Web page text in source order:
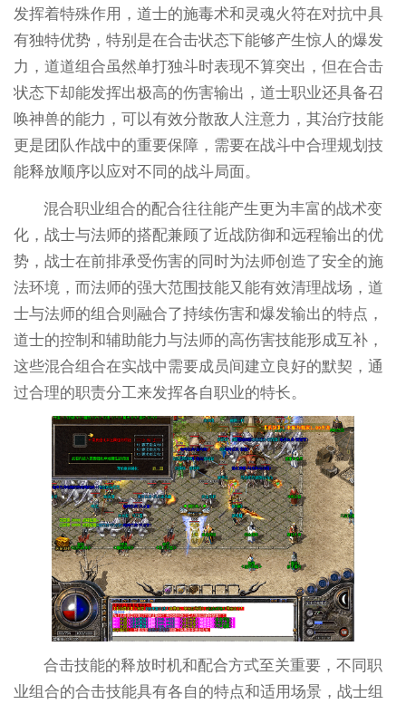
发挥着特殊作用，道士的施毒术和灵魂火符在对抗中具
有独特优势，特别是在合击状态下能够产生惊人的爆发
力，道道组合虽然单打独斗时表现不算突出，但在合击
状态下却能发挥出极高的伤害输出，道士职业还具备召
唤神兽的能力，可以有效分散敌人注意力，其治疗技能
更是团队作战中的重要保障，需要在战斗中合理规划技
能释放顺序以应对不同的战斗局面。
混合职业组合的配合往往能产生更为丰富的战术变
化，战士与法师的搭配兼顾了近战防御和远程输出的优
势，战士在前排承受伤害的同时为法师创造了安全的施
法环境，而法师的强大范围技能又能有效清理战场，道
士与法师的组合则融合了持续伤害和爆发输出的特点，
道士的控制和辅助能力与法师的高伤害技能形成互补，
这些混合组合在实战中需要成员间建立良好的默契，通
过合理的职责分工来发挥各自职业的特长。
合击技能的释放时机和配合方式至关重要，不同职
业组合的合击技能具有各自的特点和适用场景，战士组